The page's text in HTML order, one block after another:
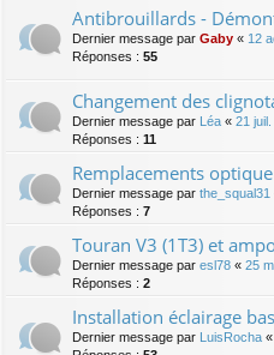
Antibrouillards -
Dernier message par Gaby « 12
Réponses : 55
Changement des
Dernier message par Léa « 21
Réponses : 11
Remplacements
Dernier message par the_squal31
Réponses : 7
Touran V3 (1T3) et
Dernier message par esl78 « 25
Réponses : 2
Installation éclairage
Dernier message par LuisRocha «